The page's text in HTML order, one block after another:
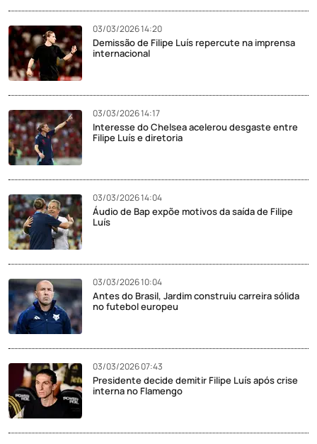
03/03/2026 14:20
Demissão de Filipe Luís repercute na imprensa
internacional
03/03/2026 14:17
Interesse do Chelsea acelerou desgaste entre
Filipe Luís e diretoria
03/03/2026 14:04
Áudio de Bap expõe motivos da saída de Filipe
Luís
03/03/2026 10:04
Antes do Brasil, Jardim construiu carreira sólida
no futebol europeu
03/03/2026 07:43
Presidente decide demitir Filipe Luís após crise
interna no Flamengo